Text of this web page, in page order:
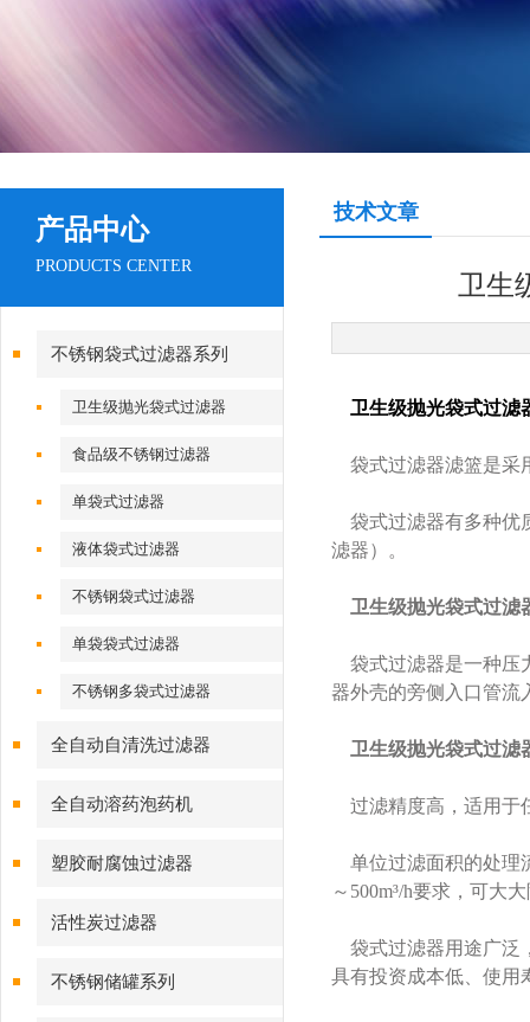
产品中心
PRODUCTS CENTER
不锈钢袋式过滤器系列
卫生级抛光袋式过滤器
食品级不锈钢过滤器
单袋式过滤器
液体袋式过滤器
不锈钢袋式过滤器
单袋袋式过滤器
不锈钢多袋式过滤器
全自动自清洗过滤器
全自动溶药泡药机
塑胶耐腐蚀过滤器
活性炭过滤器
不锈钢储罐系列
技术文章
卫生
卫生级抛光袋式过滤
袋式过滤器滤篮是采
袋式过滤器有多种优
滤器）。
卫生级抛光袋式过滤
袋式过滤器是一种压
器外壳的旁侧入口管流
卫生级抛光袋式过滤
过滤精度高，适用于
单位过滤面积的处理
～500m³/h要求，可大
袋式过滤器用途广泛
具有投资成本低、使用